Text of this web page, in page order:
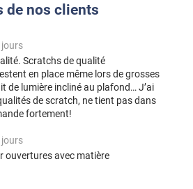
de nos clients
Scratchs de qualité
en place même lors de grosses
de lumière incliné au plafond… J’ai
de scratch, ne tient pas dans
fortement!
ouvertures avec matière